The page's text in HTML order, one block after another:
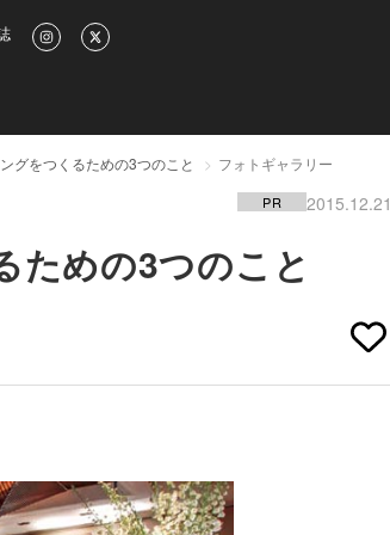
イフスタイル情報
グをつくるための3つのこと フォトギャラリー
PR 2015.12.21
ための3つのこと